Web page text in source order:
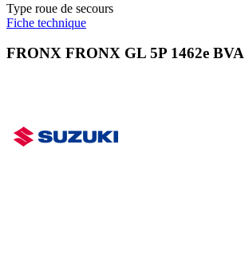
Type roue de secours
Fiche technique
FRONX FRONX GL 5P 1462e BVA